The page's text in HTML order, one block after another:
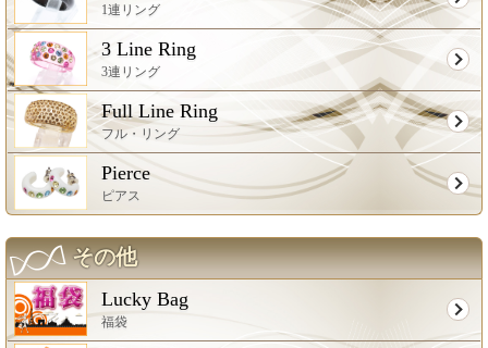
1連リング
3 Line Ring
3連リング
Full Line Ring
フル・リング
Pierce
ピアス
その他
Lucky Bag
福袋